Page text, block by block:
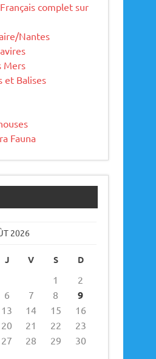
complet sur
Nantes
Mers
et Balises
Fauna
2026
J V S D
1
2
6 7 8 9
13 14 15
16
20 21 22
23
27 28 29
30